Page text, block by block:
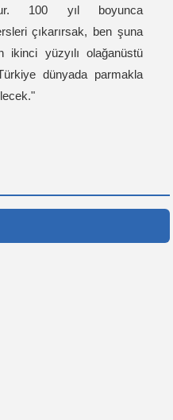
100 yıl boyunca
çıkarırsak, ben şuna
ikinci yüzyılı olağanüstü
dünyada parmakla